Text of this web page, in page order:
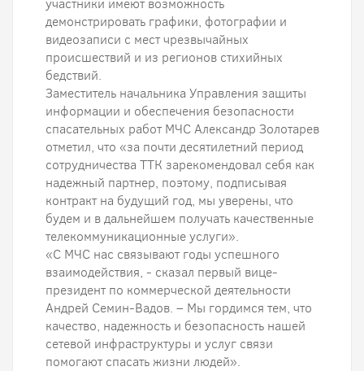
участники имеют возможность
демонстрировать графики, фотографии и
видеозаписи с мест чрезвычайных
происшествий и из регионов стихийных
бедствий.
Заместитель начальника Управления защиты
информации и обеспечения безопасности
спасательных работ МЧС Александр Золотарев
отметил, что «за почти десятилетний период
сотрудничества ТТК зарекомендовал себя как
надежный партнер, поэтому, подписывая
контракт на будущий год, мы уверены, что
будем и в дальнейшем получать качественные
телекоммуникационные услуги».
«С МЧС нас связывают годы успешного
взаимодействия, - сказал первый вице-
президент по коммерческой деятельности
Андрей Семин-Вадов. – Мы гордимся тем, что
качество, надежность и безопасность нашей
сетевой инфраструктуры и услуг связи
помогают спасать жизни людей».